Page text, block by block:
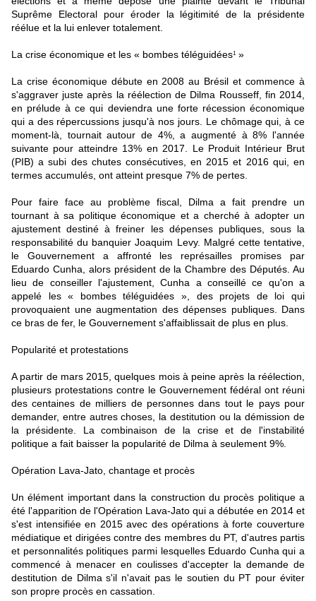
Suprême Electoral pour éroder la légitimité de la présidente
réélue et la lui enlever totalement.
La crise économique et les « bombes téléguidées1 »
La crise économique débute en 2008 au Brésil et commence à
s'aggraver juste après la réélection de Dilma Rousseff, fin 2014,
en prélude à ce qui deviendra une forte récession économique
qui a des répercussions jusqu'à nos jours. Le chômage qui, à ce
moment-là, tournait autour de 4%, a augmenté à 8% l'année
suivante pour atteindre 13% en 2017. Le Produit Intérieur Brut
(PIB) a subi des chutes consécutives, en 2015 et 2016 qui, en
termes accumulés, ont atteint presque 7% de pertes.
Pour faire face au problème fiscal, Dilma a fait prendre un
tournant à sa politique économique et a cherché à adopter un
ajustement destiné à freiner les dépenses publiques, sous la
responsabilité du banquier Joaquim Levy. Malgré cette tentative,
le Gouvernement a affronté les représailles promises par
Eduardo Cunha, alors président de la Chambre des Députés. Au
lieu de conseiller l'ajustement, Cunha a conseillé ce qu'on a
appelé les « bombes téléguidées », des projets de loi qui
provoquaient une augmentation des dépenses publiques. Dans
ce bras de fer, le Gouvernement s'affaiblissait de plus en plus.
Popularité et protestations
A partir de mars 2015, quelques mois à peine après la réélection,
plusieurs protestations contre le Gouvernement fédéral ont réuni
des centaines de milliers de personnes dans tout le pays pour
demander, entre autres choses, la destitution ou la démission de
la présidente. La combinaison de la crise et de l'instabilité
politique a fait baisser la popularité de Dilma à seulement 9%.
Opération Lava-Jato, chantage et procès
Un élément important dans la construction du procès politique a
été l'apparition de l'Opération Lava-Jato qui a débutée en 2014 et
s'est intensifiée en 2015 avec des opérations à forte couverture
médiatique et dirigées contre des membres du PT, d'autres partis
et personnalités politiques parmi lesquelles Eduardo Cunha qui a
commencé à menacer en coulisses d'accepter la demande de
destitution de Dilma s'il n'avait pas le soutien du PT pour éviter
son propre procès en cassation.